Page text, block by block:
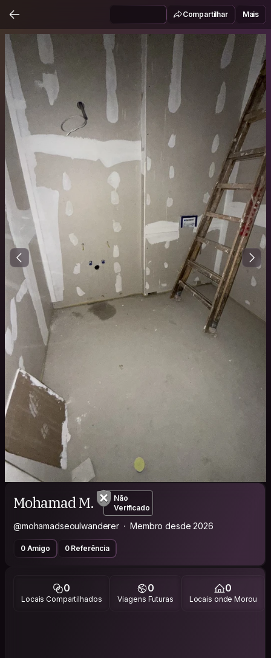
Compartilhar Mais
Mohamad M.
Não
Verificado
@mohamadseoulwanderer Membro desde 2026
0 Amigo 0 Referência
0
Locais Compartilhados
0
Viagens Futuras
0
Locais onde Morou